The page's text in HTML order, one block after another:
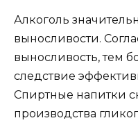
Алкоголь
выносливости.
выносливость, тем
следствие
Спиртные напитки
производства